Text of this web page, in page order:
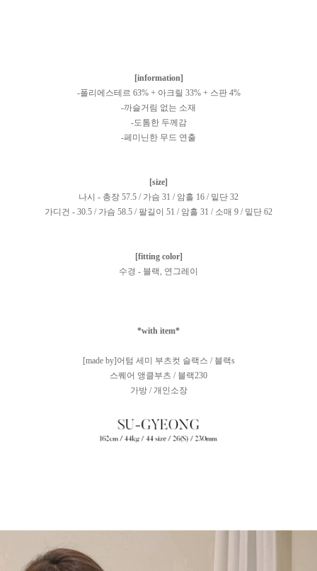
[information]
-폴리에스테르 63% + 아크릴 33% + 스판 4%
-까슬거림 없는 소재
-도톰한 두께감
-페미닌한 무드 연출
[size]
나시 - 총장 57.5 / 가슴 31 / 암홀 16 / 밑단 32
가디건 - 30.5 / 가슴 58.5 / 팔길이 51 / 암홀 31 / 소매 9 / 밑단 62
[fitting color]
수경 - 블랙, 연그레이
*with item*
[made by]어텀 세미 부츠컷 슬랙스 / 블랙s
스퀘어 앵클부츠 / 블랙230
가방 / 개인소장